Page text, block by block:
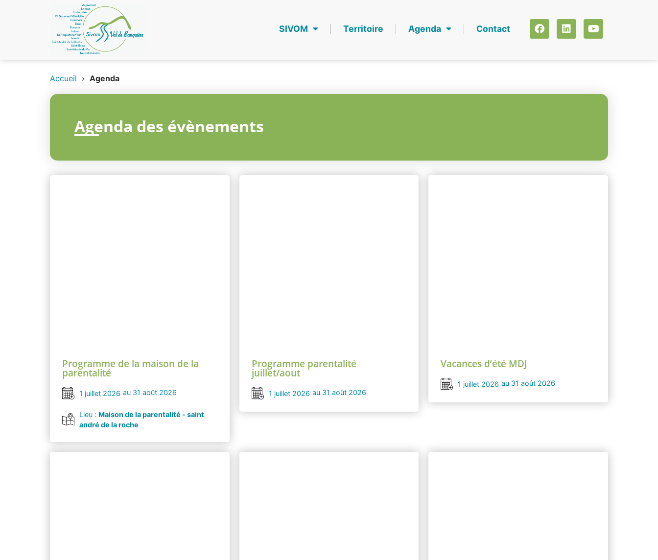
SIVOM Territoire Agenda Contact
Accueil › Agenda
Agenda des évènements
Programme de la maison de la
parentalité
1 juillet 2026 au 31 août 2026
Lieu : Maison de la parentalité - saint
andré de la roche
Programme parentalité
juillet/aout
1 juillet 2026 au 31 août 2026
Vacances d’été MDJ
1 juillet 2026 au 31 août 2026